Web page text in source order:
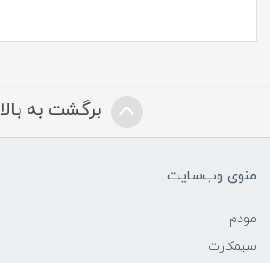
برگشت به بالا
منوی وب‌سایت
مودم
سیمکارت